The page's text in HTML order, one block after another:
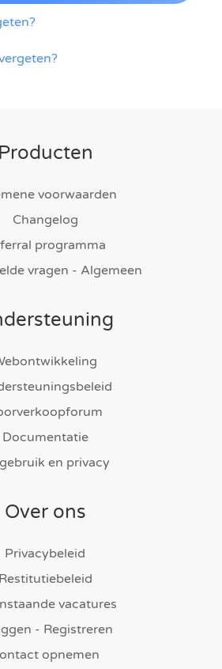
Producten
voorwaarden
Changelog
programma
vragen - Algemeen
Documentatie
en privacy
Over ons
Privacybeleid
Restitutiebeleid
vacatures
- Registreren
opnemen